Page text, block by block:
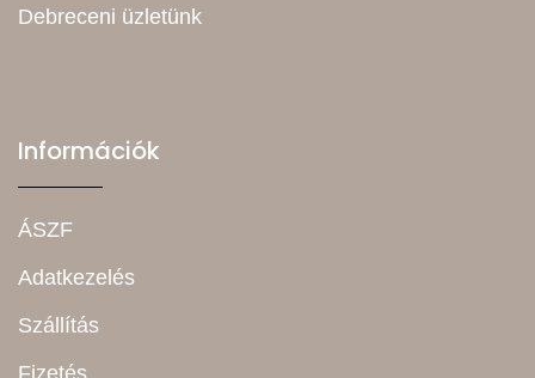
Debreceni üzletünk
Információk
ÁSZF
Adatkezelés
Szállítás
Fizetés